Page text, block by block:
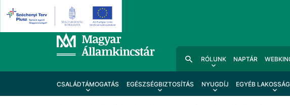
RÓLUNK NAPTÁR
CSALÁDTÁMOGATÁS EGÉSZSÉGBIZTOSÍTÁS NYUGDÍJ EGYÉB